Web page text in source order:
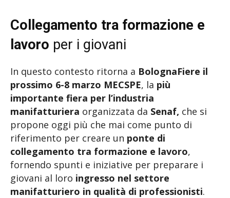
Collegamento tra formazione e
lavoro per i giovani
In questo contesto ritorna a BolognaFiere il
prossimo 6-8 marzo MECSPE, la più
importante fiera per l’industria
manifatturiera organizzata da Senaf, che si
propone oggi più che mai come punto di
riferimento per creare un ponte di
collegamento tra formazione e lavoro,
fornendo spunti e iniziative per preparare i
giovani al loro ingresso nel settore
manifatturiero in qualità di professionisti.